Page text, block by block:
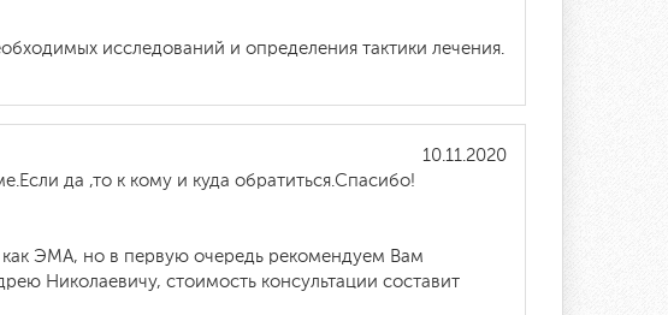
исследований и определения тактики лечения.
10.11.2020
да ,то к кому и куда обратиться.Спасибо!
ЭМА, но в первую очередь рекомендуем Вам
Николаевичу, стоимость консультации составит